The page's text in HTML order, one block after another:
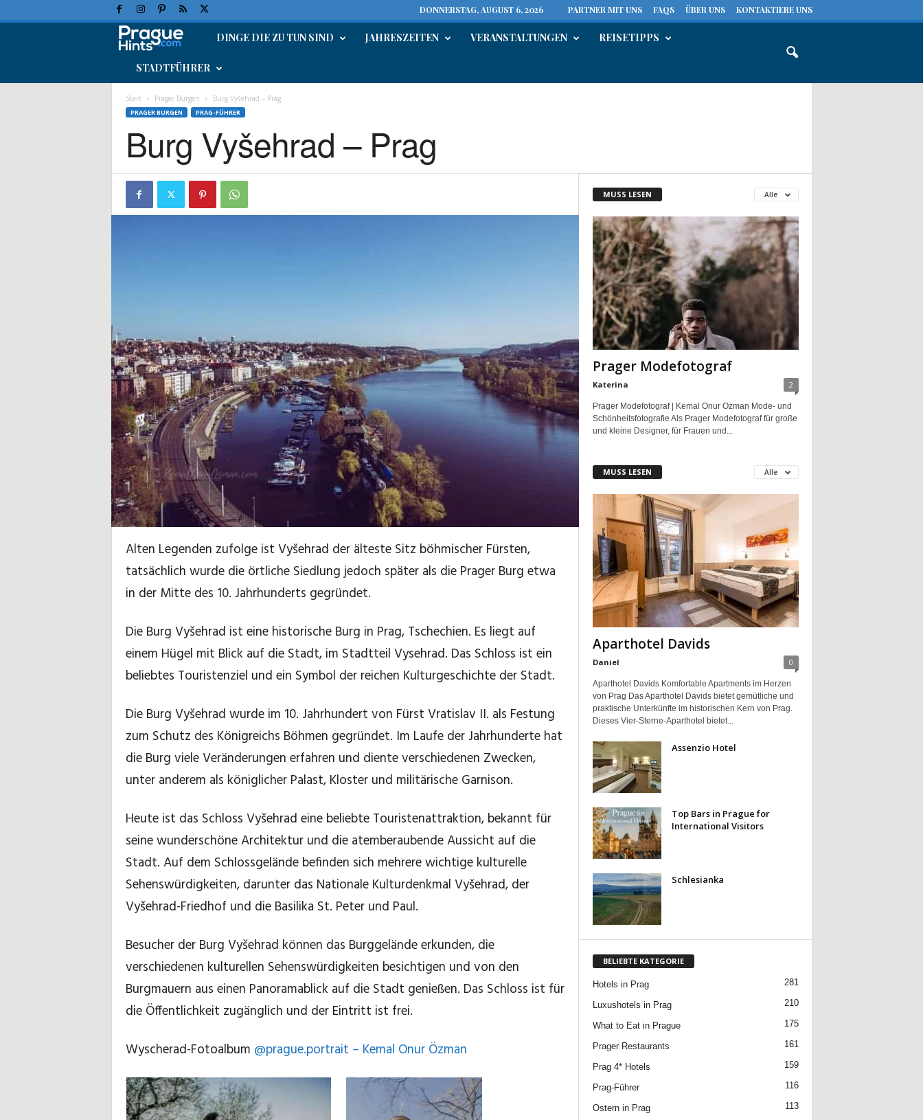
DONNERSTAG, AUGUST 6, 2026 PARTNER MIT UNS FAQS ÜBER UNS KONTAKTIERE UNS
r
a
r
b
,
R
e
i
s
e
h
e
s
e
n
-
t
i
p
DINGE DIE ZU TUN SIND JAHRESZEITEN VERANSTALTUNGEN REISETIPPS
STADTFÜHRER
Start Prager Burgen Burg Vyšehrad – Prag
PRAGER BURGEN PRAG-FÜHRER
Burg Vyšehrad – Prag
Alten Legenden zufolge ist Vyšehrad der älteste Sitz böhmischer Fürsten,
tatsächlich wurde die örtliche Siedlung jedoch später als die Prager Burg etwa
in der Mitte des 10. Jahrhunderts gegründet.
Die Burg Vyšehrad ist eine historische Burg in Prag, Tschechien. Es liegt auf
einem Hügel mit Blick auf die Stadt, im Stadtteil Vysehrad. Das Schloss ist ein
beliebtes Touristenziel und ein Symbol der reichen Kulturgeschichte der Stadt.
Die Burg Vyšehrad wurde im 10. Jahrhundert von Fürst Vratislav II. als Festung
zum Schutz des Königreichs Böhmen gegründet. Im Laufe der Jahrhunderte hat
die Burg viele Veränderungen erfahren und diente verschiedenen Zwecken,
unter anderem als königlicher Palast, Kloster und militärische Garnison.
Heute ist das Schloss Vyšehrad eine beliebte Touristenattraktion, bekannt für
seine wunderschöne Architektur und die atemberaubende Aussicht auf die
Stadt. Auf dem Schlossgelände befinden sich mehrere wichtige kulturelle
Sehenswürdigkeiten, darunter das Nationale Kulturdenkmal Vyšehrad, der
Vyšehrad-Friedhof und die Basilika St. Peter und Paul.
Besucher der Burg Vyšehrad können das Burggelände erkunden, die
verschiedenen kulturellen Sehenswürdigkeiten besichtigen und von den
Burgmauern aus einen Panoramablick auf die Stadt genießen. Das Schloss ist für
die Öffentlichkeit zugänglich und der Eintritt ist frei.
Wyscherad-Fotoalbum @prague.portrait – Kemal Onur Özman
MUSS LESEN Alle
Prager Modefotograf
Katerina 2
Prager Modefotograf | Kemal Onur Ozman Mode- und
Schönheitsfotografie Als Prager Modefotograf für große
und kleine Designer, für Frauen und...
MUSS LESEN Alle
Aparthotel Davids
Daniel 0
Aparthotel Davids Komfortable Apartments im Herzen
von Prag Das Aparthotel Davids bietet gemütliche und
praktische Unterkünfte im historischen Kern von Prag.
Dieses Vier-Sterne-Aparthotel bietet...
Assenzio Hotel
Top Bars in Prague for
International Visitors
Schlesianka
BELIEBTE KATEGORIE
Hotels in Prag 281
Luxushotels in Prag 210
What to Eat in Prague 175
Prager Restaurants 161
Prag 4* Hotels 159
Prag-Führer 116
Ostern in Prag 113